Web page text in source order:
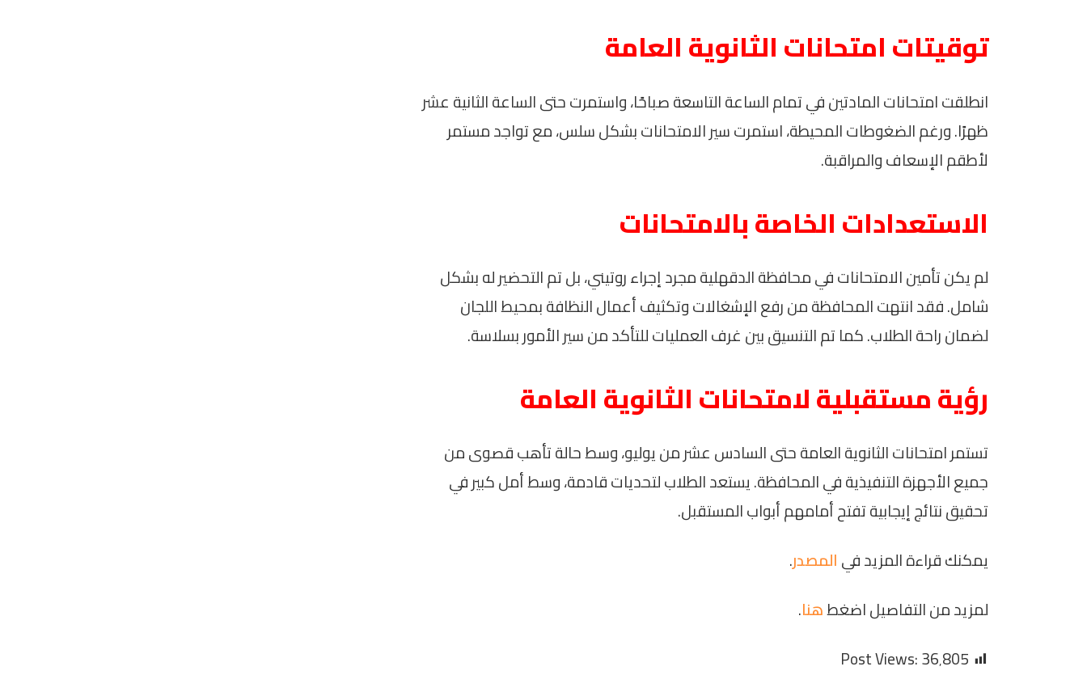
توقيتات امتحانات الثانوية العامة
انطلقت امتحانات المادتين في تمام الساعة التاسعة صباحًا، واستمرت حتى الساعة الثانية عشر
ظهرًا. ورغم الضغوطات المحيطة، استمرت سير الامتحانات بشكل سلس، مع تواجد مستمر
لأطقم الإسعاف والمراقبة.
الاستعدادات الخاصة بالامتحانات
لم يكن تأمين الامتحانات في محافظة الدقهلية مجرد إجراء روتيني، بل تم التحضير له بشكل
شامل. فقد انتهت المحافظة من رفع الإشغالات وتكثيف أعمال النظافة بمحيط اللجان
لضمان راحة الطلاب. كما تم التنسيق بين غرف العمليات للتأكد من سير الأمور بسلاسة.
رؤية مستقبلية لامتحانات الثانوية العامة
تستمر امتحانات الثانوية العامة حتى السادس عشر من يوليو، وسط حالة تأهب قصوى من
جميع الأجهزة التنفيذية في المحافظة. يستعد الطلاب لتحديات قادمة، وسط أمل كبير في
تحقيق نتائج إيجابية تفتح أمامهم أبواب المستقبل.
يمكنك قراءة المزيد فيالمصدر.
لمزيد من التفاصيل اضغطهنا.
Post Views:36٬805